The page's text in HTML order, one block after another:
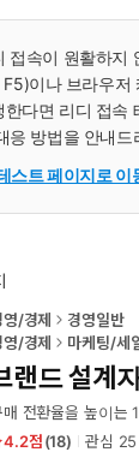
접속이 원활하지
이나 브라우저
다면 리디 접속
응 방법을 안내드
스트 페이지로 이
영/경제
경영일반
영/경제
마케팅/세
랜드 설계
매 전환율을 높이는
4.2
(18) 관심 25